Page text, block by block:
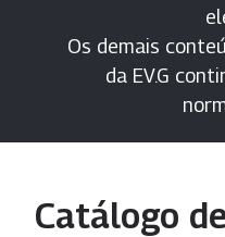
Os demais
da EV.G
Catálogo